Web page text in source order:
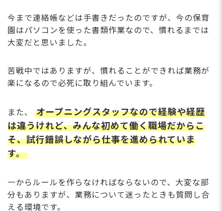
今まで連絡帳などは手書きだったのですが、今の保育
園はパソコンを使った書類作業なので、慣れるまでは
大変だと思いました。
苦戦中ではありますが、慣れることができれば業務が
楽になるので必死に取り組んでいます。
また、
オープニングスタッフなので経験や経歴
は違うけれど、みんな初めて働く職場だからこ
そ、試行錯誤しながら仕事を進められていま
す。
一からルールを作らなければならないので、大変な部
分もありますが、業務について迷ったときも質問し合
える環境です。